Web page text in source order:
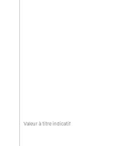
Valeur à titre indicatif